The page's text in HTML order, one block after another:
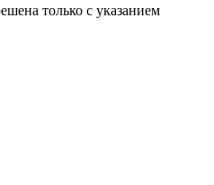
только с указанием